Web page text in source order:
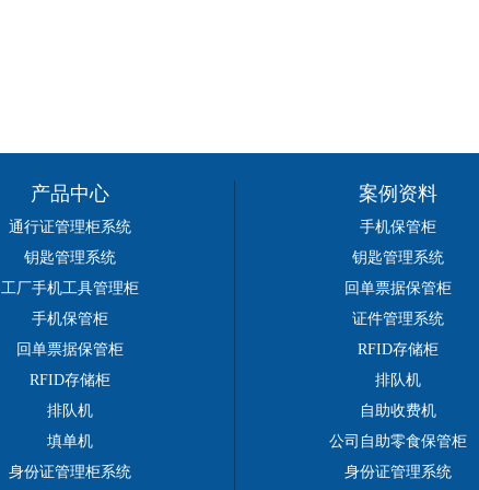
产品中心
通行证管理柜系统
钥匙管理系统
工厂手机工具管理柜
手机保管柜
回单票据保管柜
RFID存储柜
排队机
填单机
身份证管理柜系统
案例资料
手机保管柜
钥匙管理系统
回单票据保管柜
证件管理系统
RFID存储柜
排队机
自助收费机
公司自助零食保管柜
身份证管理系统